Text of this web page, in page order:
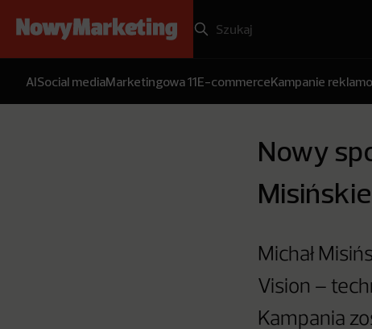
AISocial mediaMarketingowa 11E-commerceKampanie
Nowy
Michał
Vision –
Kampania